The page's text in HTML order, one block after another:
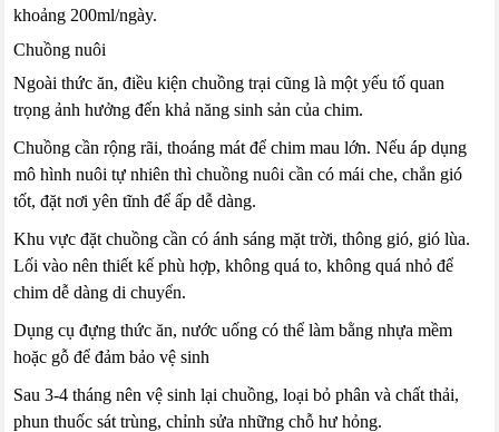
khoảng 200ml/ngày.
Chuồng nuôi
Ngoài thức ăn, điều kiện chuồng trại cũng là một yếu tố quan
trọng ảnh hưởng đến khả năng sinh sản của chim.
Chuồng cần rộng rãi, thoáng mát để chim mau lớn. Nếu áp dụng
mô hình nuôi tự nhiên thì chuồng nuôi cần có mái che, chắn gió
tốt, đặt nơi yên tĩnh để ấp dễ dàng.
Khu vực đặt chuồng cần có ánh sáng mặt trời, thông gió, gió lùa.
Lối vào nên thiết kế phù hợp, không quá to, không quá nhỏ để
chim dễ dàng di chuyển.
Dụng cụ đựng thức ăn, nước uống có thể làm bằng nhựa mềm
hoặc gỗ để đảm bảo vệ sinh
Sau 3-4 tháng nên vệ sinh lại chuồng, loại bỏ phân và chất thải,
phun thuốc sát trùng, chỉnh sửa những chỗ hư hỏng.